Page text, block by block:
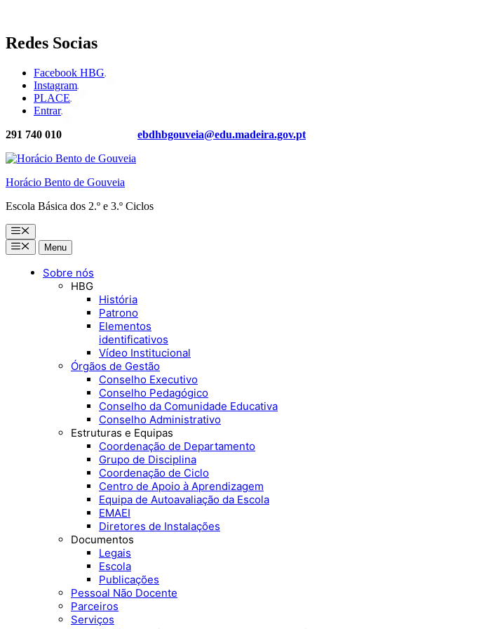
Saltar
para
conteúdo
Redes Socias
Facebook HBG
Instagram
PLACE
Entrar
291 740 010 ebdhbgouveia@edu.madeira.gov.pt
Horácio Bento de Gouveia
Escola Básica dos 2.º e 3.º Ciclos
Menu
MenuMenu
Sobre nós
HBG
História
Patrono
Elementos
identificativos
Vídeo Institucional
Órgãos de Gestão
Conselho Executivo
Conselho Pedagógico
Conselho da Comunidade Educativa
Conselho Administrativo
Estruturas e Equipas
Coordenação de Departamento
Grupo de Disciplina
Coordenação de Ciclo
Centro de Apoio à Aprendizagem
Equipa de Autoavaliação da Escola
EMAEI
Diretores de Instalações
Documentos
Legais
Escola
Publicações
Pessoal Não Docente
Parceiros
Serviços